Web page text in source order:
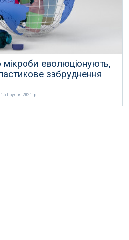
мікроби еволюціонують,
забруднення
15 Грудня 2021 р.